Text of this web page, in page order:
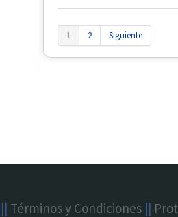
1 2 Siguiente
|| Términos y Condiciones ||